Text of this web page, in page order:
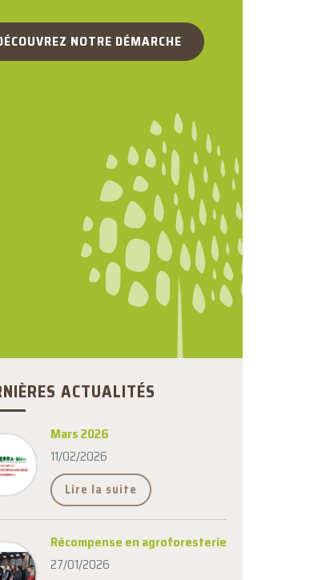
NOTRE DÉMARCHE
ACTUALITÉS
Mars 2026
11/02/2026
Lire la suite
Récompense en agroforesterie
27/01/2026